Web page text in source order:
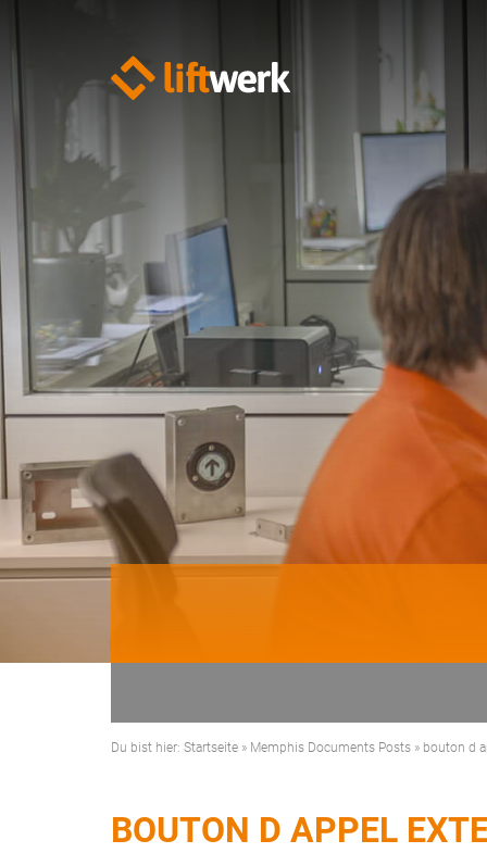
Du bist hier: Startseite » Memphis Documents Posts » bouton d
BOUTON D APPEL